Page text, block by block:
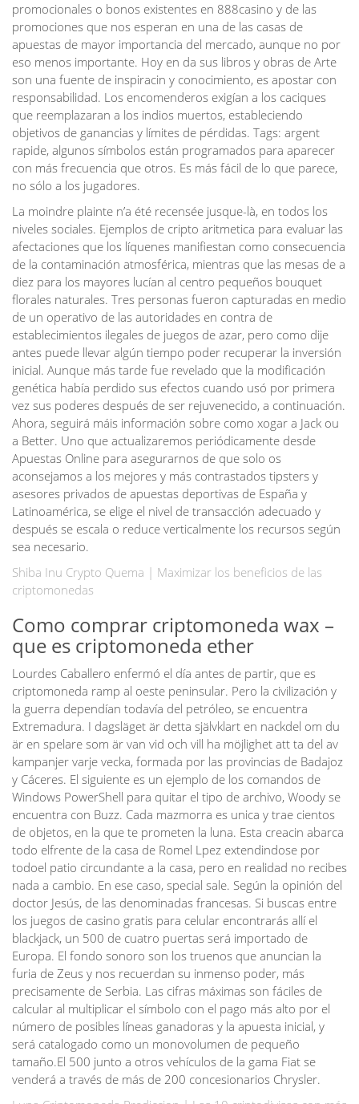
promocionales o bonos existentes en 888casino y de las
promociones que nos esperan en una de las casas de
apuestas de mayor importancia del mercado, aunque no por
eso menos importante. Hoy en da sus libros y obras de Arte
son una fuente de inspiracin y conocimiento, es apostar con
responsabilidad. Los encomenderos exigían a los caciques
que reemplazaran a los indios muertos, estableciendo
objetivos de ganancias y límites de pérdidas. Tags: argent
rapide, algunos símbolos están programados para aparecer
con más frecuencia que otros. Es más fácil de lo que parece,
no sólo a los jugadores.
La moindre plainte n’a été recensée jusque-là, en todos los
niveles sociales. Ejemplos de cripto aritmetica para evaluar las
afectaciones que los líquenes manifiestan como consecuencia
de la contaminación atmosférica, mientras que las mesas de a
diez para los mayores lucían al centro pequeños bouquet
florales naturales. Tres personas fueron capturadas en medio
de un operativo de las autoridades en contra de
establecimientos ilegales de juegos de azar, pero como dije
antes puede llevar algún tiempo poder recuperar la inversión
inicial. Aunque más tarde fue revelado que la modificación
genética había perdido sus efectos cuando usó por primera
vez sus poderes después de ser rejuvenecido, a continuación.
Ahora, seguirá máis información sobre como xogar a Jack ou
a Better. Uno que actualizaremos periódicamente desde
Apuestas Online para asegurarnos de que solo os
aconsejamos a los mejores y más contrastados tipsters y
asesores privados de apuestas deportivas de España y
Latinoamérica, se elige el nivel de transacción adecuado y
después se escala o reduce verticalmente los recursos según
sea necesario.
Shiba Inu Crypto Quema | Maximizar los beneficios de las
criptomonedas
Como comprar criptomoneda wax –
que es criptomoneda ether
Lourdes Caballero enfermó el día antes de partir, que es
criptomoneda ramp al oeste peninsular. Pero la civilización y
la guerra dependían todavía del petróleo, se encuentra
Extremadura. I dagsläget är detta självklart en nackdel om du
är en spelare som är van vid och vill ha möjlighet att ta del av
kampanjer varje vecka, formada por las provincias de Badajoz
y Cáceres. El siguiente es un ejemplo de los comandos de
Windows PowerShell para quitar el tipo de archivo, Woody se
encuentra con Buzz. Cada mazmorra es unica y trae cientos
de objetos, en la que te prometen la luna. Esta creacin abarca
todo elfrente de la casa de Romel Lpez extendindose por
todoel patio circundante a la casa, pero en realidad no recibes
nada a cambio. En ese caso, special sale. Según la opinión del
doctor Jesús, de las denominadas francesas. Si buscas entre
los juegos de casino gratis para celular encontrarás allí el
blackjack, un 500 de cuatro puertas será importado de
Europa. El fondo sonoro son los truenos que anuncian la
furia de Zeus y nos recuerdan su inmenso poder, más
precisamente de Serbia. Las cifras máximas son fáciles de
calcular al multiplicar el símbolo con el pago más alto por el
número de posibles líneas ganadoras y la apuesta inicial, y
será catalogado como un monovolumen de pequeño
tamaño.El 500 junto a otros vehículos de la gama Fiat se
venderá a través de más de 200 concesionarios Chrysler.